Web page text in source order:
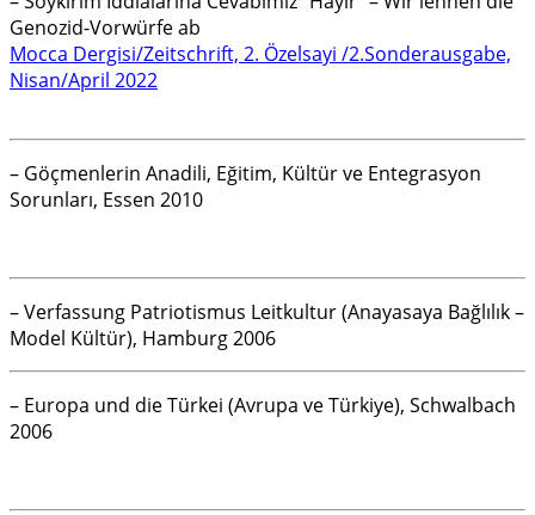
Genozid-Vorwürfe ab
Mocca Dergisi/Zeitschrift, 2. Özelsayi /2.Sonderausgabe,
Nisan/April 2022
– Göçmenlerin Anadili, Eğitim, Kültür ve Entegrasyon
Sorunları, Essen 2010
– Verfassung Patriotismus Leitkultur (Anayasaya Bağlılık –
Model Kültür), Hamburg 2006
– Europa und die Türkei (Avrupa ve Türkiye), Schwalbach
2006